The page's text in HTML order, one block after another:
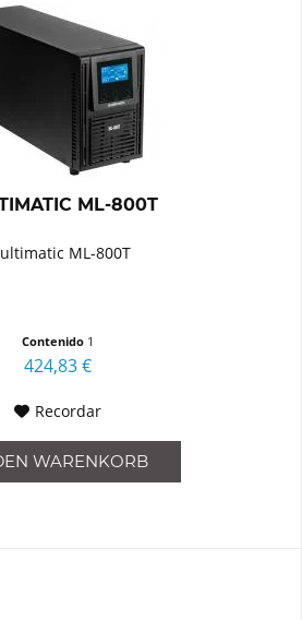
ML-800T
ML-800T
Contenido 1
424,83 €
Recordar
WARENKORB